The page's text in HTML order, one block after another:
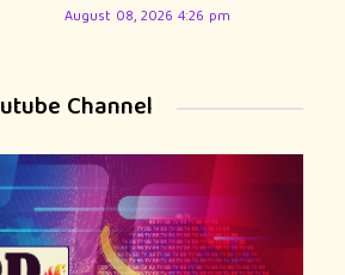
August 08, 2026 4:26 pm
Channel